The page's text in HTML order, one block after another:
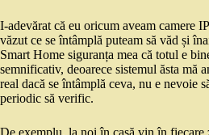
I-adevărat că eu oricum aveam camere
văzut ce se întâmplă puteam să văd și
Smart Home siguranța mea că totul e
semnificativ, deoarece sistemul ăsta mă
real dacă se întâmplă ceva, nu e nevoie
periodic să verific.